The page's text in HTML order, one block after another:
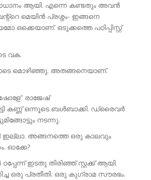
ആയി. എന്നെ കണ്ടതും അവൻ
മെയിൻ പ്രശ്നം- ഇങ്ങനെ
ഒക്കെയാണ്. ഒടുക്കത്തെ പഠിപ്പിസ്റ്റ്
വക.
മൊഴിഞ്ഞു. അതങ്ങനെയാണ്.
രാജേഷ്
കണ്ണ് ഒന്നൂടെ ബൾബാക്കി. ഡ്രൈവർ
നടന്നു.
ഇല്ലാ. അങ്ങനത്തെ ഒരു കാലവും
ഓക്കേ?
ഇടതു തിരിഞ്ഞ് സ്റ്റക്ക് ആയി.
ഒരു പ്രതീതി. ഒരു കുഗ്രാമ സൗരഭം.